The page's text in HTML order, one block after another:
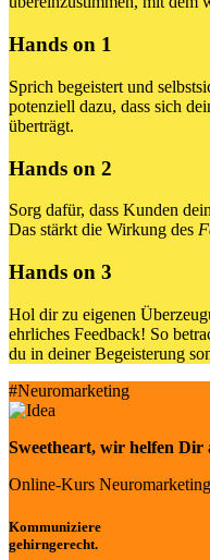
Hands on 1
Sprich begeistert und
potenziell dazu, dass sich
überträgt.
Hands on 2
Sorg dafür, dass Kunden
Das stärkt die Wirkung des
Hands on 3
Hol dir zu eigenen
ehrliches Feedback! So
du in deiner Begeisterung
#Neuromarketing
Sweetheart, wir helfen Dir
Online-Kurs Neuromarketing
Kommuniziere
gehirngerecht.